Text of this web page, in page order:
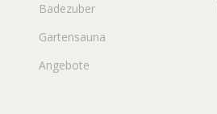
Badezuber
Gartensauna
Angebote